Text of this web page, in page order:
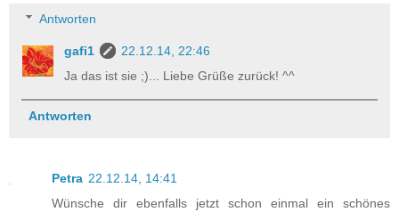
Antworten
gafi1
22.12.14, 22:46
Ja das ist sie ;)... Liebe Grüße zurück! ^^
Antworten
Petra 22.12.14, 14:41
Wünsche dir ebenfalls jetzt schon einmal ein schönes